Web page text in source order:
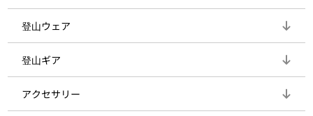
登山ウェア
登山ギア
アクセサリー